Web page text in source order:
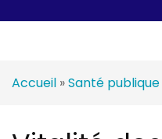
Accueil »Santé publique